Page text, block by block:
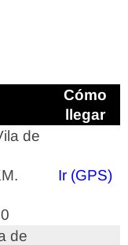
Cómo
llegar
de
Ir (GPS)
de